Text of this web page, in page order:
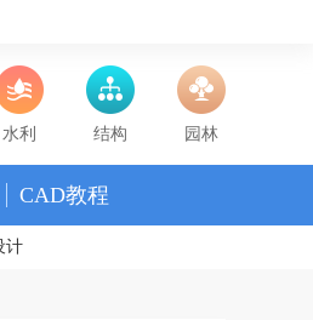
水利 结构 园林
CAD教程
计